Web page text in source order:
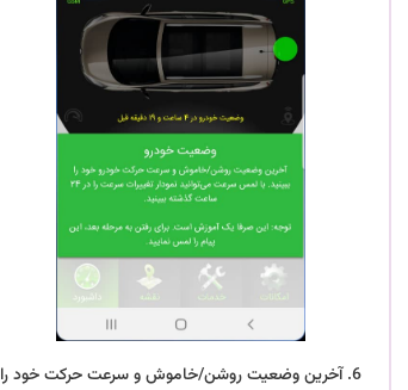
6. آخرین وضعیت روشن/خاموش و سرعت حرکت خود را